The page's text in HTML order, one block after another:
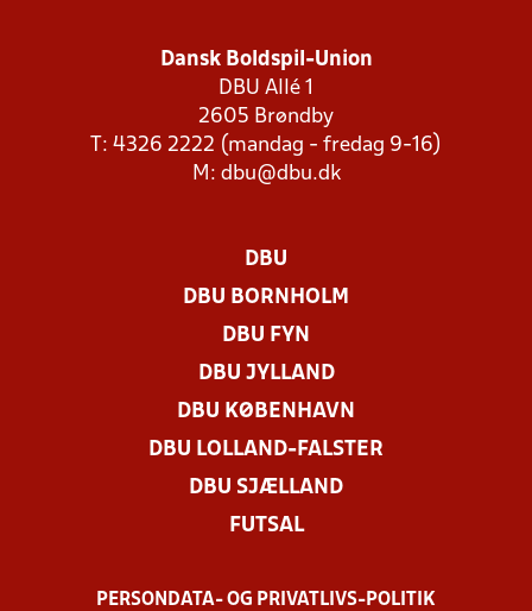
Dansk Boldspil-Union
DBU Allé 1
2605 Brøndby
T: 4326 2222 (mandag - fredag 9-16)
M: dbu@dbu.dk
DBU
DBU BORNHOLM
DBU FYN
DBU JYLLAND
DBU KØBENHAVN
DBU LOLLAND-FALSTER
DBU SJÆLLAND
FUTSAL
PERSONDATA- OG PRIVATLIVS-POLITIK